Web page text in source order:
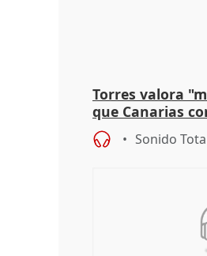
Torres valora
que Canarias
propuesta del
Sonido